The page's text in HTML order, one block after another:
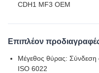
CDH1 MF3 OEM
Επιπλέον
Μέγεθος θύρας:
ISO 6022